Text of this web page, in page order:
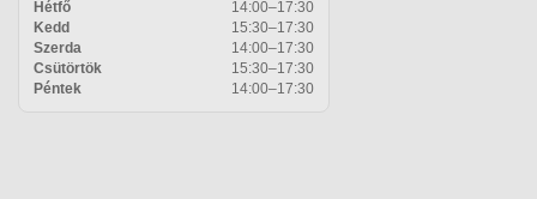
Hétfő
14:00–17:30
Kedd
15:30–17:30
Szerda
14:00–17:30
Csütörtök
15:30–17:30
Péntek
14:00–17:30